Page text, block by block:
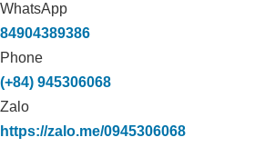
WhatsApp
84904389386
Phone
(+84) 945306068
Zalo
https://zalo.me/0945306068